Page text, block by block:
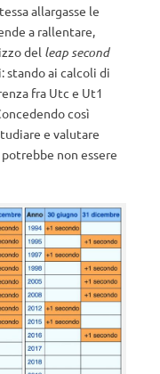
allargasse le
a rallentare,
del leap second
stando ai calcoli di
fra Utc e Ut1
così
e valutare
non essere